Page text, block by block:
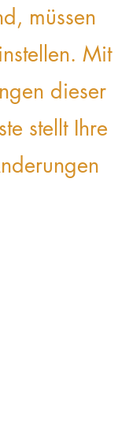
müssen
Mit
dieser
stellt Ihre